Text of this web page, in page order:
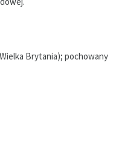
Wielka Brytania); pochowany